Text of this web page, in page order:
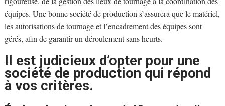
équipes. Une bonne société de production s’assurera que le matériel,
les autorisations de tournage et l’encadrement des équipes sont
gérés, afin de garantir un déroulement sans heurts.
Il est judicieux d’opter pour une
société de production qui répond
à vos critères.